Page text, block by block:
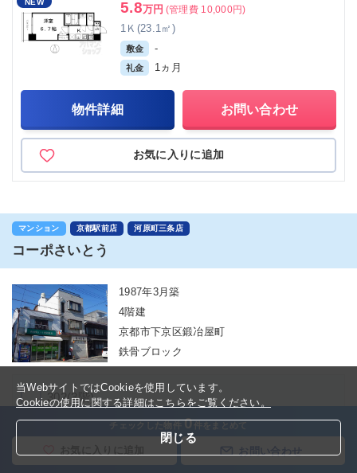
チェックした物件 0件をまとめて
NEW 5.8万円 (管理費 10,000円)
1Ｋ(23.1㎡)
敷金 -
礼金 1ヵ月
物件詳細 お問い合わせ
お気に入りに追加
マンション 京都駅前店 河原町三条店
コーポさいとう
1987年3月築
4階建
京都市下京区鍛冶屋町
鉄骨ブロック
302(3階)
NEW 6 (管理費 3,000円)
当WebサイトではCookieを使用しています。
Cookieの使用に関する詳細はこちらをご覧ください。
閉じる